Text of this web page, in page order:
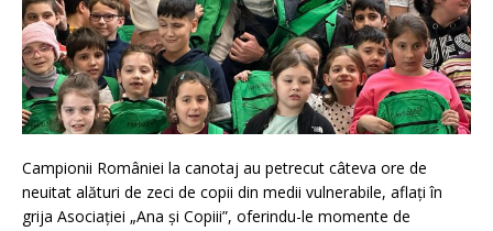
Campionii României la canotaj au petrecut câteva ore de
neuitat alături de zeci de copii din medii vulnerabile, aflaţi în
grija Asociației „Ana și Copiii”, oferindu-le momente de